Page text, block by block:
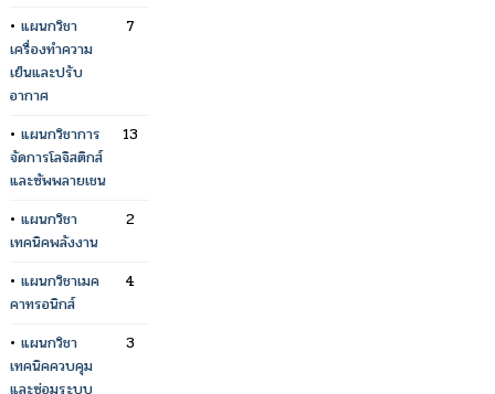
• แผนกวิชา
เครื่องทำความ
เย็นและปรับ
อากาศ
7
• แผนกวิชาการ
จัดการโลจิสติกส์
และซัพพลายเชน
13
• แผนกวิชา
เทคนิคพลังงาน
2
• แผนกวิชาเมค
คาทรอนิกส์
4
• แผนกวิชา
เทคนิคควบคุม
และซ่อมระบบ
3